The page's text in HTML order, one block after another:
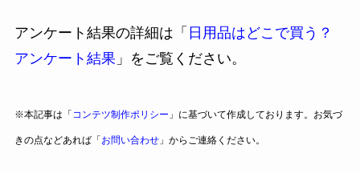
アンケート結果の詳細は「 日用品はどこで買う？
アンケート結果 」をご覧ください。
※本記事は「 コンテツ制作ポリシー 」に基づいて作成しております。お気づ
きの点などあれば「 お問い合わせ」からご連絡ください。